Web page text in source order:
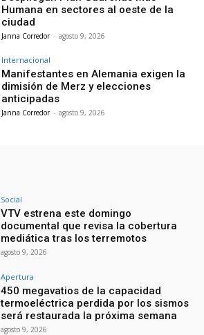
Humana en sectores al oeste de la
ciudad
Janna Corredor - agosto 9, 2026
Internacional
Manifestantes en Alemania exigen la
dimisión de Merz y elecciones
anticipadas
Janna Corredor - agosto 9, 2026
Social
VTV estrena este domingo
documental que revisa la cobertura
mediática tras los terremotos
agosto 9, 2026
Apertura
450 megavatios de la capacidad
termoeléctrica perdida por los sismos
será restaurada la próxima semana
agosto 9, 2026